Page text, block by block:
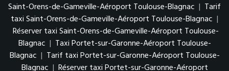
Saint-Orens-de-Gameville-Aéroport Toulouse-Blagnac | Tarif
taxi Saint-Orens-de-Gameville-Aéroport Toulouse-Blagnac |
Réserver taxi Saint-Orens-de-Gameville-Aéroport Toulouse-
Blagnac | Taxi Portet-sur-Garonne-Aéroport Toulouse-
Blagnac | Tarif taxi Portet-sur-Garonne-Aéroport Toulouse-
Blagnac | Réserver taxi Portet-sur-Garonne-Aéroport